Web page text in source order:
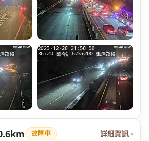
故障車 詳細資訊 ›